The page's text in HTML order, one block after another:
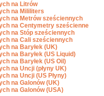
na Litrów
na Mililiters
na Metrów sześciennych
na Centymetry sześcienne
na Stóp sześciennych
na Cali sześciennych
na Baryłek (UK)
na Baryłek (US Liquid)
na Baryłek (US Oil)
na Uncji (płyny UK)
na Uncji (US Płyny)
na Galonów (UK)
na Galonów (USA)